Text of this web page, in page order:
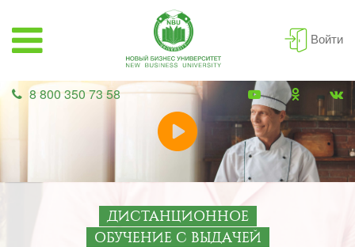
Войти
8 800 350 73 58
ДИСТАНЦИОННОЕ
ОБУЧЕНИЕ С ВЫДАЧЕЙ